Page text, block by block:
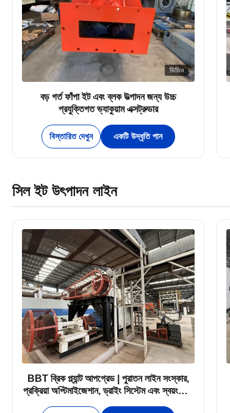
ভিডিও
বড় গর্ত ফাঁপা ইট এবং ব্লক উত্পাদন জন্য উচ্চ
প্রযুক্তিগত ভ্যাকুয়াম এক্সট্রুডার
বিস্তারিত দেখুন একটি উদ্ধৃতি পান
সিল ইট উৎপাদন লাইন
BBT ব্রিক প্ল্যান্ট আপগ্রেড | পুরাতন লাইন সংস্কার,
প্রক্রিয়া অপ্টিমাইজেশান, ড্রাইং সিস্টেম এবং স্বয়ংক্রিয়